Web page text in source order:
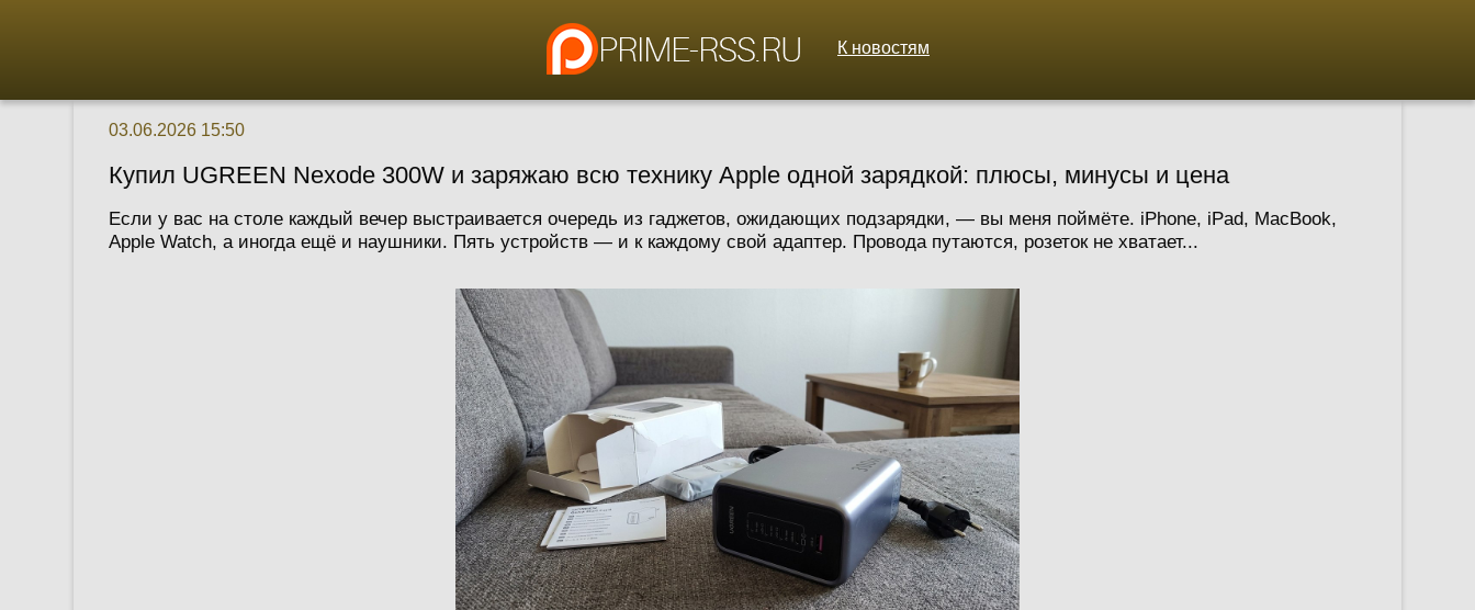
К новостям
03.06.2026 15:50
Купил UGREEN Nexode 300W и заряжаю всю технику Apple одной зарядкой: плюсы, минусы и цена
Если у вас на столе каждый вечер выстраивается очередь из гаджетов, ожидающих подзарядки, — вы меня поймёте. iPhone, iPad, MacBook,
Apple Watch, а иногда ещё и наушники. Пять устройств — и к каждому свой адаптер. Провода путаются, розеток не хватает...